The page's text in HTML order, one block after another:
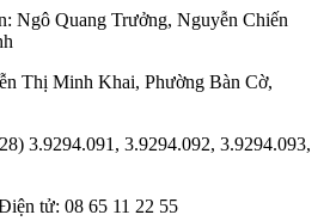
Ngô Quang Trưởng, Nguyễn Chiến
Thị Minh Khai, Phường Bàn Cờ,
3.9294.091, 3.9294.092, 3.9294.093,
tử: 08 65 11 22 55